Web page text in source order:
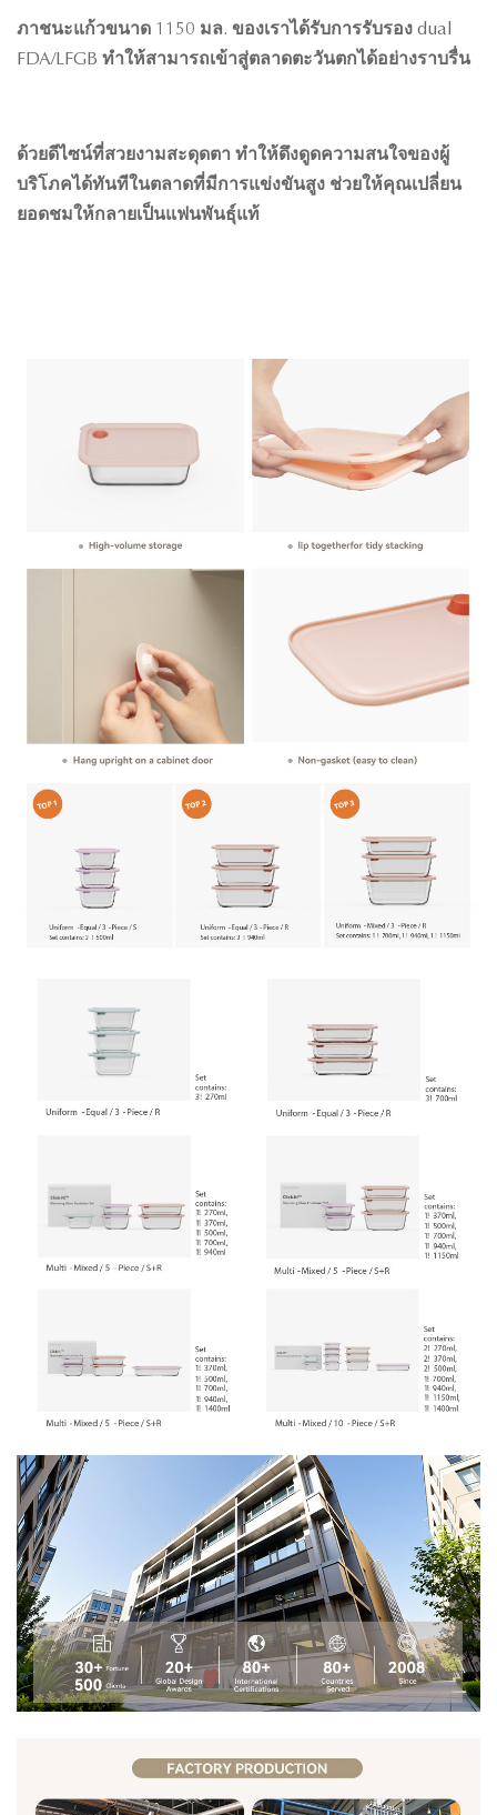
ภาชนะแก้วขนาด 1150 มล. ของเราได้รับการรับรอง dual
FDA/LFGB ทำให้สามารถเข้าสู่ตลาดตะวันตกได้อย่างราบรื่น
ด้วยดีไซน์ที่สวยงามสะดุดตา ทำให้ดึงดูดความสนใจของผู้
บริโภคได้ทันทีในตลาดที่มีการแข่งขันสูง ช่วยให้คุณเปลี่ยน
ยอดชมให้กลายเป็นแฟนพันธุ์แท้